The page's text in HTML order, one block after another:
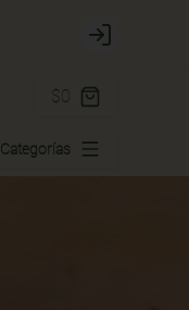
Login
$0
Categorías